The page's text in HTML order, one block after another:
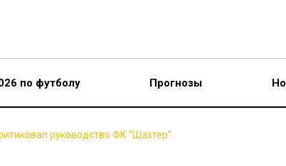
по футболу Прогнозы
руководство ФК "Шахтер"